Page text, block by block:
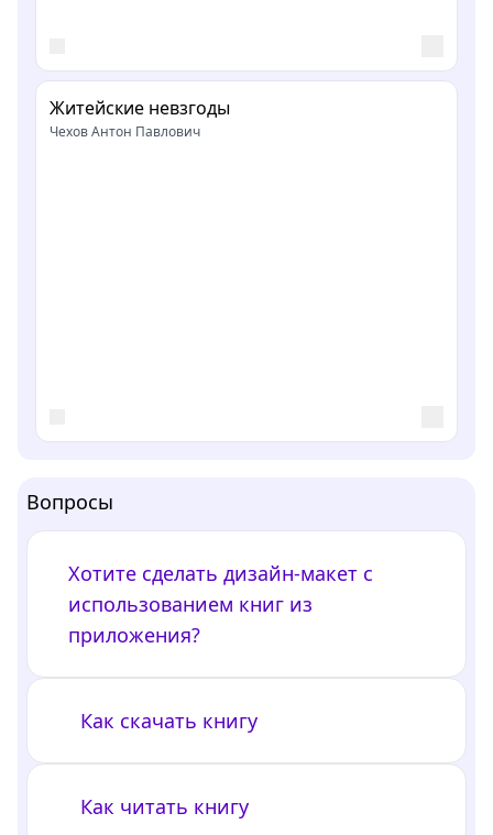
Житейские невзгоды
Чехов Антон Павлович
Вопросы
Хотите сделать дизайн-макет с
использованием книг из
приложения?
Как скачать книгу
Как читать книгу